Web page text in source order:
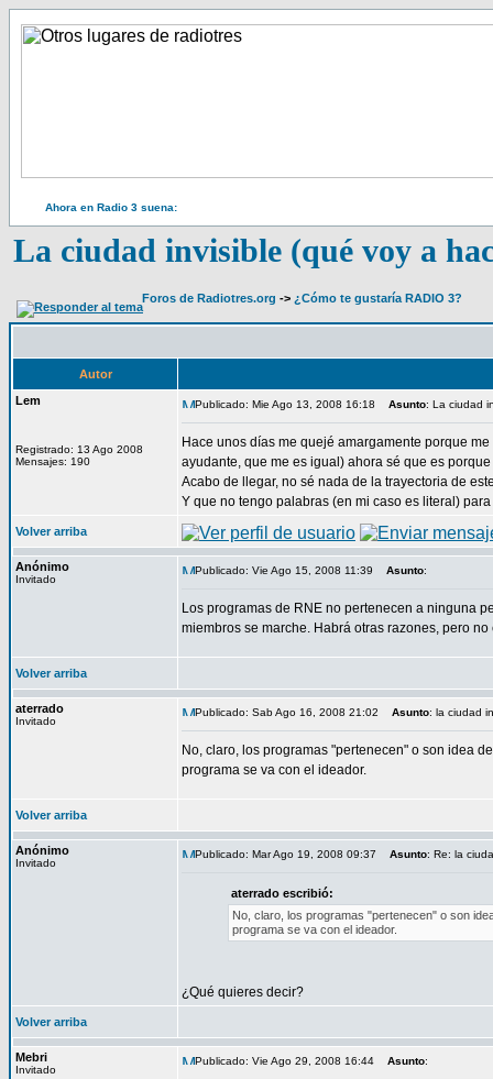
Ahora en Radio 3 suena:
La ciudad invisible (qué voy a
Foros de Radiotres.org -> ¿Cómo te gustaría RADIO 3?
Autor
Lem
Registrado: 13 Ago 2008
Mensajes: 190
Publicado: Mie Ago 13, 2008 16:18 Asunto: La ciudad
Hace unos días me quejé amargamente porque
ayudante, que me es igual) ahora sé que es
Acabo de llegar, no sé nada de la trayectoria de
Y que no tengo palabras (en mi caso es literal)
Volver arriba
Anónimo
Invitado
Publicado: Vie Ago 15, 2008 11:39 Asunto:
Los programas de RNE no pertenecen a ninguna
miembros se marche. Habrá otras razones, pero no
Volver arriba
aterrado
Invitado
Publicado: Sab Ago 16, 2008 21:02 Asunto: la ciudad
No, claro, los programas "pertenecen" o son idea
programa se va con el ideador.
Volver arriba
Anónimo
Invitado
Publicado: Mar Ago 19, 2008 09:37 Asunto: Re: la
aterrado escribió:
No, claro, los programas "pertenecen" o son
programa se va con el ideador.
¿Qué quieres decir?
Volver arriba
Mebri
Invitado
Publicado: Vie Ago 29, 2008 16:44 Asunto: